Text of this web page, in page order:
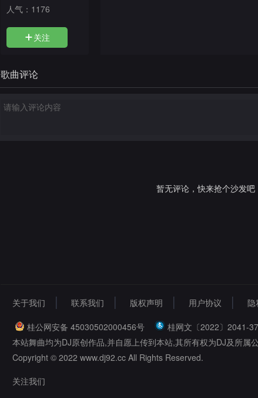
人气： 1176
关注
歌曲评论
暂无评论，快来抢个沙发吧
关于我们 联系我们 版权声明 用户协议 隐
桂公网安备 45030502000456号 桂网文〔2022〕2041-
本站舞曲均为DJ原创作品,并自愿上传到本站,其所有权为DJ及所属
Copyright © 2022 www.dj92.cc All Rights Reserved.
关注我们